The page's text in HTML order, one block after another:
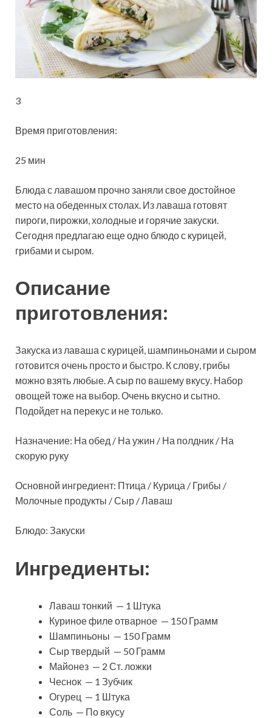
3
Время приготовления:
25 мин
Блюда с лавашом прочно заняли свое достойное
место на обеденных столах. Из лаваша готовят
пироги, пирожки, холодные и горячие закуски.
Сегодня предлагаю еще одно блюдо с курицей,
грибами и сыром.
Описание
приготовления:
Закуска из лаваша с курицей, шампиньонами и сыром
готовится очень просто и быстро. К слову, грибы
можно взять любые. А сыр по вашему вкусу. Набор
овощей тоже на выбор. Очень вкусно и сытно.
Подойдет на перекус и не только.
Назначение: На обед / На ужин / На полдник / На
скорую руку
Основной ингредиент: Птица / Курица / Грибы /
Молочные продукты / Сыр / Лаваш
Блюдо: Закуски
Ингредиенты:
Лаваш тонкий — 1 Штука
Куриное филе отварное — 150 Грамм
Шампиньоны — 150 Грамм
Сыр твердый — 50 Грамм
Майонез — 2 Ст. ложки
Чеснок — 1 Зубчик
Огурец — 1 Штука
Соль — По вкусу